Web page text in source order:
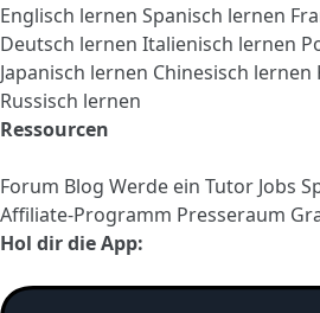
Englisch lernen Spanisch lernen
Deutsch lernen Italienisch lernen
Japanisch lernen Chinesisch lernen
Russisch lernen
Ressourcen
Forum Blog Werde ein Tutor Jobs
Affiliate-Programm Presseraum
Hol dir die App: